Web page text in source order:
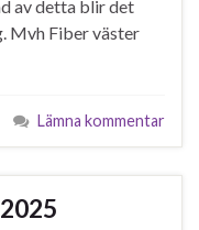
av detta blir det
Mvh Fiber väster
Lämna kommentar